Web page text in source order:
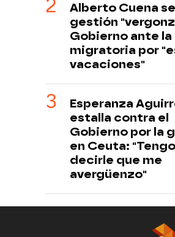
Alberto Cuena
gestión
Gobierno ante
migratoria por
vacaciones"
Esperanza
estalla contra el
Gobierno por la
en Ceuta:
decirle que me
avergüenzo"